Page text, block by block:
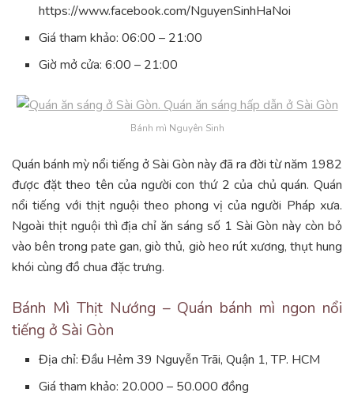
https://www.facebook.com/NguyenSinhHaNoi
Giá tham khảo: 06:00 – 21:00
Giờ mở cửa: 6:00 – 21:00
Bánh mì Nguyên Sinh
Quán bánh mỳ nổi tiếng ở Sài Gòn này đã ra đời từ năm 1982
được đặt theo tên của người con thứ 2 của chủ quán. Quán
nổi tiếng với thịt nguội theo phong vị của người Pháp xưa.
Ngoài thịt nguội thì địa chỉ ăn sáng số 1 Sài Gòn này còn bỏ
vào bên trong pate gan, giò thủ, giò heo rút xương, thụt hung
khói cùng đồ chua đặc trưng.
Bánh Mì Thịt Nướng – Quán bánh mì ngon nổi
tiếng ở Sài Gòn
Địa chỉ: Đầu Hẻm 39 Nguyễn Trãi, Quận 1, TP. HCM
Giá tham khảo: 20.000 – 50.000 đồng